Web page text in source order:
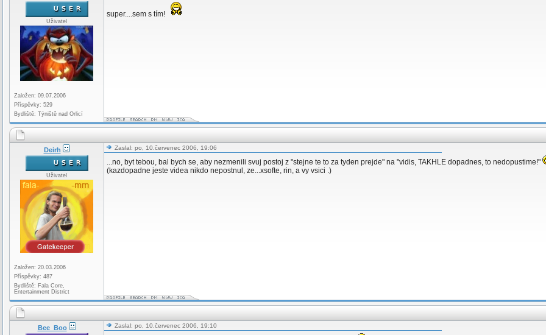
Uživatel
Založen: 09.07.2006
Příspěvky: 529
Bydliště: Týniště nad Orlicí
super....sem s tím!
Deirh
Uživatel
Založen: 20.03.2006
Příspěvky: 487
Bydliště: Fala Core,
Entertainment District
Zaslal: po, 10.červenec 2006, 19:06
...no, byt tebou, bal bych se, aby nezmenili svuj postoj z "stejne te to za tyden prejde" na "vidis, TAKHLE dopadnes, to nedopustime!"
(kazdopadne jeste videa nikdo nepostnul, ze...xsofte, rin, a vy vsici .)
Bee_Boo Zaslal: po, 10.červenec 2006, 19:10